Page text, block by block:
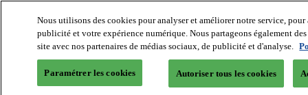
About us
Twitter
Facebook
Youtube
Nous utilisons des cookies pour analyser et améliorer notre service,
publicité et votre expérience numérique. Nous partageons également
site avec nos partenaires de médias sociaux, de publicité et d'analyse.
Paramétrer les cookies Autoriser tous les cookies